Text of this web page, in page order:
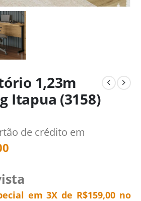
1,23m
Itapua (3158)
de crédito em
em 3X de R$159,00 no